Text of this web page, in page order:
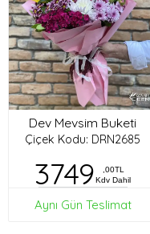
Dev Mevsim Buketi
Çiçek Kodu: DRN2685
3749
,00TL
Kdv Dahil
Aynı Gün Teslimat